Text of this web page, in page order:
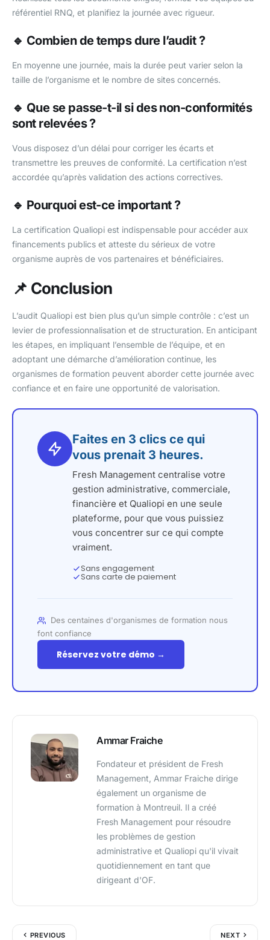
référentiel RNQ, et planifiez la journée avec rigueur.
🔹 Combien de temps dure l’audit ?
En moyenne une journée, mais la durée peut varier selon la
taille de l’organisme et le nombre de sites concernés.
🔹 Que se passe-t-il si des non-conformités
sont relevées ?
Vous disposez d’un délai pour corriger les écarts et
transmettre les preuves de conformité. La certification n’est
accordée qu’après validation des actions correctives.
🔹 Pourquoi est-ce important ?
La certification Qualiopi est indispensable pour accéder aux
financements publics et atteste du sérieux de votre
organisme auprès de vos partenaires et bénéficiaires.
📌 Conclusion
L’audit Qualiopi est bien plus qu’un simple contrôle : c’est un
levier de professionnalisation et de structuration. En anticipant
les étapes, en impliquant l’ensemble de l’équipe, et en
adoptant une démarche d’amélioration continue, les
organismes de formation peuvent aborder cette journée avec
confiance et en faire une opportunité de valorisation.
Faites en 3 clics ce qui
vous prenait 3 heures.
Fresh Management centralise votre
gestion administrative, commerciale,
financière et Qualiopi en une seule
plateforme, pour que vous puissiez
vous concentrer sur ce qui compte
vraiment.
Sans engagement
Sans carte de paiement
Des centaines d'organismes de formation nous
font confiance
Réservez votre démo →
Ammar Fraiche
Fondateur et président de Fresh
Management, Ammar Fraiche dirige
également un organisme de
formation à Montreuil. Il a créé
Fresh Management pour résoudre
les problèmes de gestion
administrative et Qualiopi qu'il vivait
quotidiennement en tant que
dirigeant d'OF.
PREVIOUS NEXT